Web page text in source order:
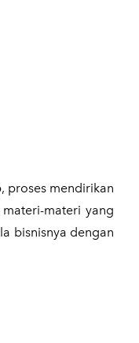
proses mendirikan
materi yang
bisnisnya dengan